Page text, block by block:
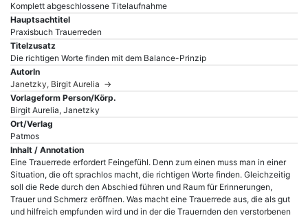
Komplett abgeschlossene Titelaufnahme
Hauptsachtitel
Praxisbuch Trauerreden
Titelzusatz
Die richtigen Worte finden mit dem Balance-Prinzip
AutorIn
Janetzky, Birgit Aurelia →
Vorlageform Person/Körp.
Birgit Aurelia, Janetzky
Ort/Verlag
Patmos
Inhalt / Annotation
Eine Trauerrede erfordert Feingefühl. Denn zum einen muss man in einer
Situation, die oft sprachlos macht, die richtigen Worte finden. Gleichzeitig
soll die Rede durch den Abschied führen und Raum für Erinnerungen,
Trauer und Schmerz eröffnen. Was macht eine Trauerrede aus, die als gut
und hilfreich empfunden wird und in der die Trauernden den verstorbenen